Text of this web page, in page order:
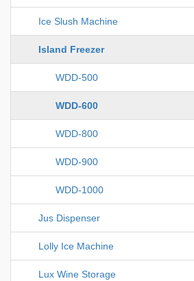
Ice Slush Machine
Island Freezer
WDD-500
WDD-600
WDD-800
WDD-900
WDD-1000
Jus Dispenser
Lolly Ice Machine
Lux Wine Storage